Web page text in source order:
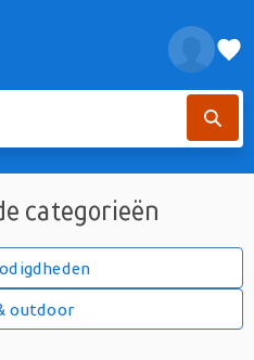
categorieën
outdoor